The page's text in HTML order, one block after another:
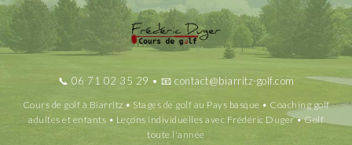
📞 06 71 02 35 29 • 📧 contact@biarritz-golf.com
Cours de golf à Biarritz • Stages de golf au Pays basque • Coaching golf
adultes et enfants • Leçons individuelles avec Frédéric Duger • Golf
toute l'année